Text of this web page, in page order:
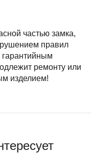
частью замка,
правил
гарантийным
ремонту или
изделием!